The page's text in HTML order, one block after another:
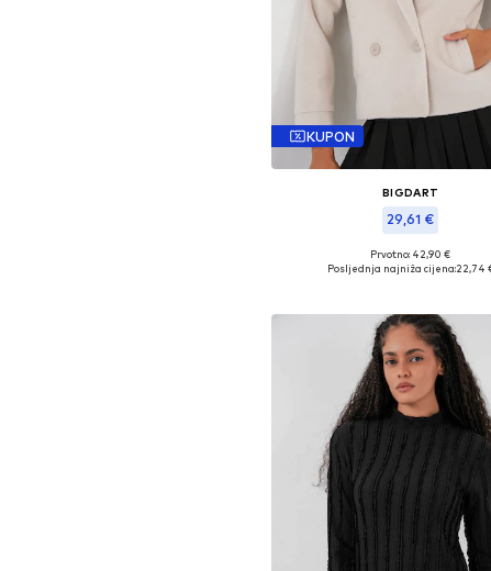
KUPON
BIGDART
29,61 €
Dostupne veličine: S, M
Prvotno: 42,90 €
Posljednja najniža cijena:22,74